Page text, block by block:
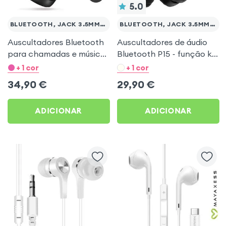
BLUETOOTH, JACK 3.5MM/MICRO-SD
Auscultadores Bluetooth
para chamadas e música,
sintonizador FM
microSD, Swissten Trix -
preto
+ 1 cor
34,90 €
ADICIONAR
5.0
BLUETOOTH, JACK 3.5MM/MICRO-SD
Auscultadores de áudio
Bluetooth P15 - função kit
viva-voz, dobrável - preto
+ 1 cor
29,90 €
ADICIONAR